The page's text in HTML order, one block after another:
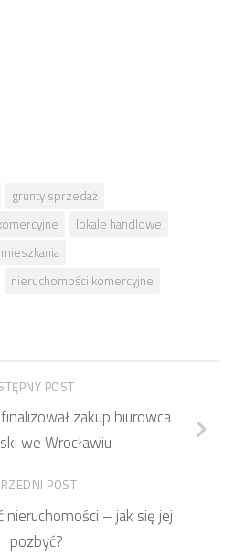
grunty sprzedaż
lokale handlowe
mieszkania
nieruchomości komercyjne
POST
zakup biurowca
we Wrocławiu
POST
nieruchomości – jak się jej
pozbyć?